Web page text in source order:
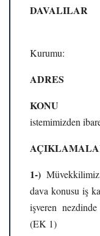
2-)
Kurumu:
istemimizden
1-)
dava konusu iş
işveren
(EK 1)